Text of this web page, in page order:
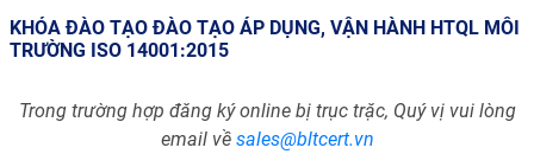
KHÓA ĐÀO TẠO ĐÀO TẠO ÁP DỤNG, VẬN HÀNH HTQL MÔI
TRƯỜNG ISO 14001:2015
Trong trường hợp đăng ký online bị trục trặc, Quý vị vui lòng
email về sales@bltcert.vn